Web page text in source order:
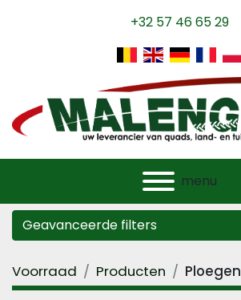
+32 57 46 65 29
menu
Geavanceerde filters
Categorie
Voorraad Producten Ploegen